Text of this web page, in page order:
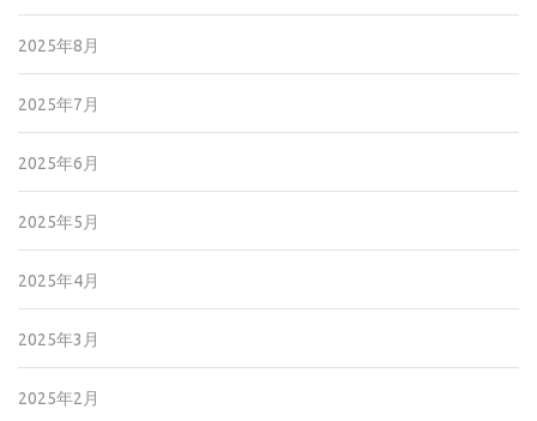
2025年8月
2025年7月
2025年6月
2025年5月
2025年4月
2025年3月
2025年2月